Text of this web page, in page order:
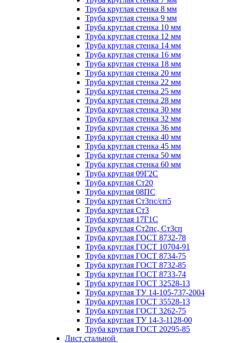
Труба круглая стенка 8 мм
Труба круглая стенка 9 мм
Труба круглая стенка 10 мм
Труба круглая стенка 12 мм
Труба круглая стенка 14 мм
Труба круглая стенка 16 мм
Труба круглая стенка 18 мм
Труба круглая стенка 20 мм
Труба круглая стенка 22 мм
Труба круглая стенка 25 мм
Труба круглая стенка 28 мм
Труба круглая стенка 30 мм
Труба круглая стенка 32 мм
Труба круглая стенка 36 мм
Труба круглая стенка 40 мм
Труба круглая стенка 45 мм
Труба круглая стенка 50 мм
Труба круглая стенка 60 мм
Труба круглая 09Г2С
Труба круглая Ст20
Труба круглая 08ПС
Труба круглая Ст3пс/сп5
Труба круглая Ст3
Труба круглая 17Г1С
Труба круглая Ст2пс, Ст3сп
Труба круглая ГОСТ 8732-78
Труба круглая ГОСТ 10704-91
Труба круглая ГОСТ 8734-75
Труба круглая ГОСТ 8732-85
Труба круглая ГОСТ 8733-74
Труба круглая ГОСТ 32528-13
Труба круглая ТУ 14-105-737-2004
Труба круглая ГОСТ 35528-13
Труба круглая ГОСТ 3262-75
Труба круглая ТУ 14-3-1128-00
Труба круглая ГОСТ 20295-85
Лист стальной